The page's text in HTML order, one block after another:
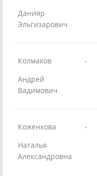
Данияр
Эльгизарович
Колмаков
Андрей
Вадимович
-
Коженкова
Наталья
Александровна
-